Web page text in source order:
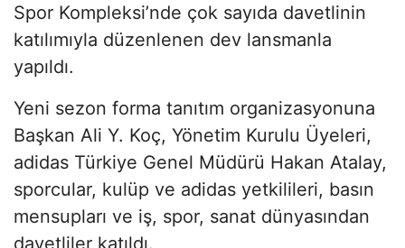
Spor Kompleksi’nde çok sayıda davetlinin
katılımıyla düzenlenen dev lansmanla
yapıldı.
Yeni sezon forma tanıtım organizasyonuna
Başkan Ali Y. Koç, Yönetim Kurulu Üyeleri,
adidas Türkiye Genel Müdürü Hakan Atalay,
sporcular, kulüp ve adidas yetkilileri, basın
mensupları ve iş, spor, sanat dünyasından
davetliler katıldı.